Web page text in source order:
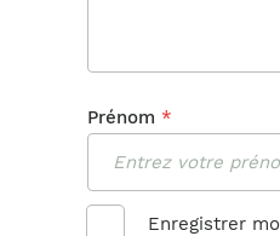
Prénom *
Enregistrer